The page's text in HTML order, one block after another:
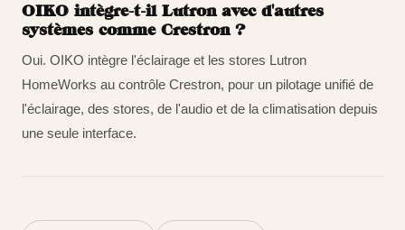
OIKO intègre-t-il Lutron avec d'autres
systèmes comme Crestron ?
Oui. OIKO intègre l'éclairage et les stores Lutron
HomeWorks au contrôle Crestron, pour un pilotage unifié de
l'éclairage, des stores, de l'audio et de la climatisation depuis
une seule interface.